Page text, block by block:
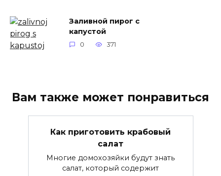
Заливной пирог с
капустой
0 371
Вам также может понравиться
Как приготовить крабовый
салат
Многие домохозяйки будут знать
салат, который содержит